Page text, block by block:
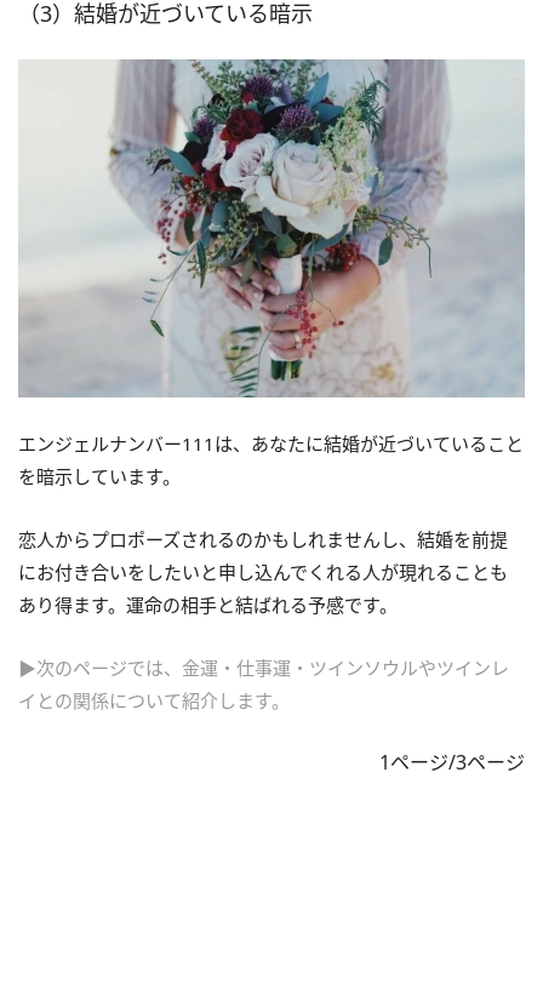
（3）結婚が近づいている暗示
エンジェルナンバー111は、あなたに結婚が近づいていること
を暗示しています。
恋人からプロポーズされるのかもしれませんし、結婚を前提
にお付き合いをしたいと申し込んでくれる人が現れることも
あり得ます。運命の相手と結ばれる予感です。
▶次のページでは、金運・仕事運・ツインソウルやツインレ
イとの関係について紹介します。
1ページ/3ページ